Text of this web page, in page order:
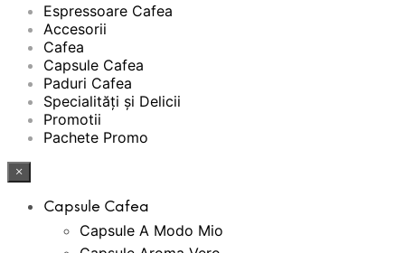
Espressoare Cafea
Accesorii
Cafea
Capsule Cafea
Paduri Cafea
Specialități și Delicii
Promotii
Pachete Promo
×
Capsule Cafea
Capsule A Modo Mio